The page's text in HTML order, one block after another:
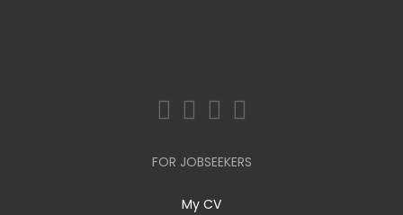
FOR JOBSEEKERS
My CV